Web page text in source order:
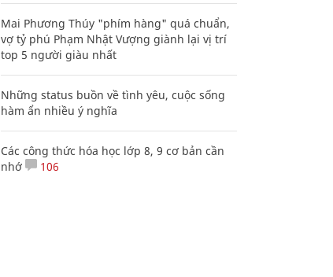
Mai Phương Thúy "phím hàng" quá chuẩn,
vợ tỷ phú Phạm Nhật Vượng giành lại vị trí
top 5 người giàu nhất
Những status buồn về tình yêu, cuộc sống
hàm ẩn nhiều ý nghĩa
Các công thức hóa học lớp 8, 9 cơ bản cần
nhớ
106